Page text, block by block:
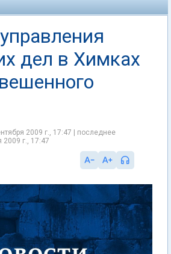
дел в Химках
2009 г., 17:47 | последнее
2009 г., 17:47